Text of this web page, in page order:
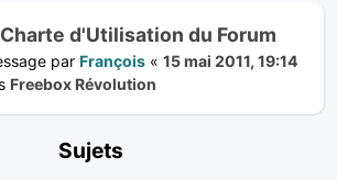
d'Utilisation du Forum
par François « 15 mai 2011, 19:14
Freebox Révolution
Sujets